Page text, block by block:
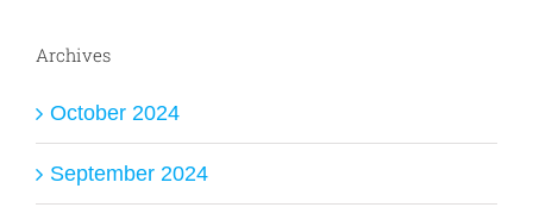
Archives
October 2024
September 2024